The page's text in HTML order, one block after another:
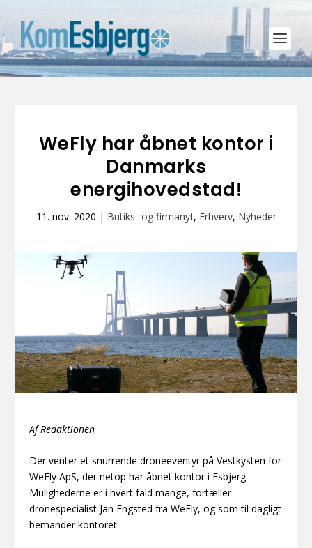
WeFly har åbnet kontor i
Danmarks
energihovedstad!
11. nov. 2020 | Butiks- og firmanyt, Erhverv, Nyheder
Af Redaktionen
Der venter et snurrende droneeventyr på Vestkysten for
WeFly ApS, der netop har åbnet kontor i Esbjerg.
Mulighederne er i hvert fald mange, fortæller
dronespecialist Jan Engsted fra WeFly, og som til dagligt
bemander kontoret.